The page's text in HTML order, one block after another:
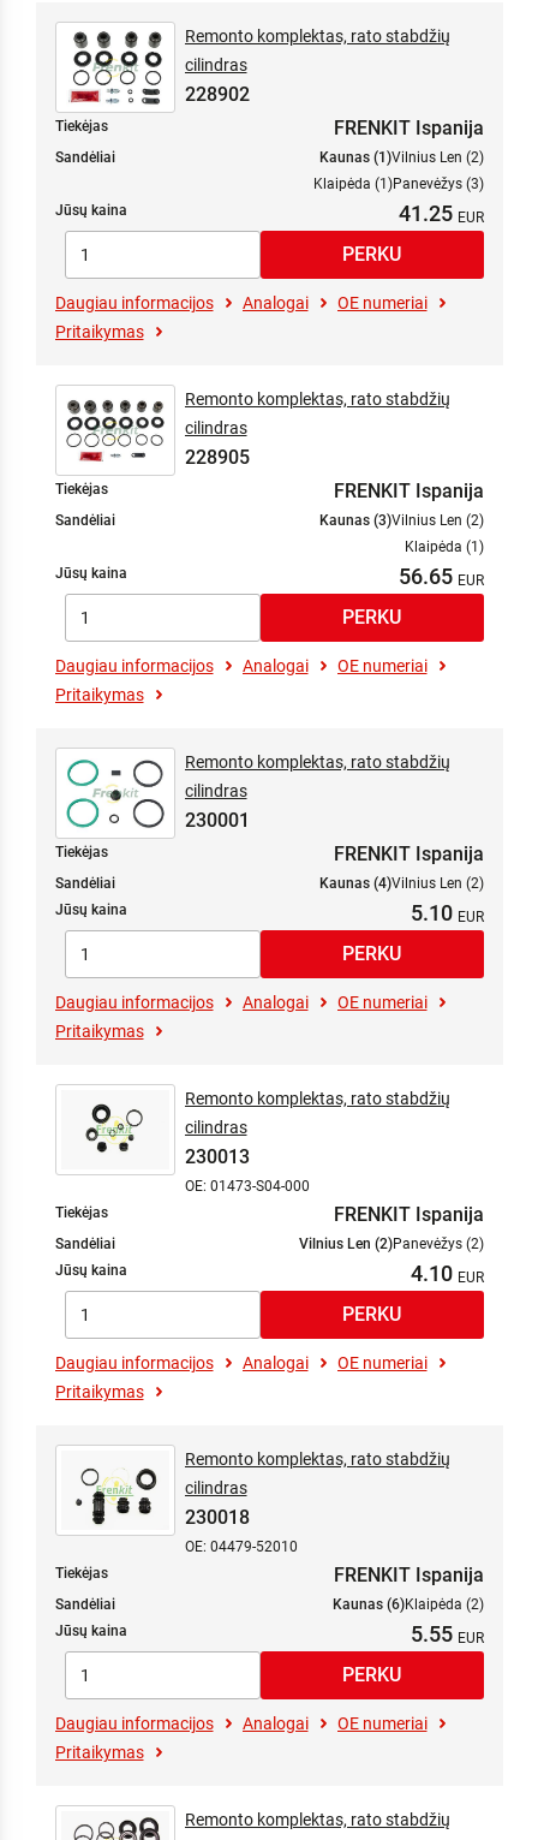
Remonto komplektas, rato stabdžių
cilindras
228902
Tiekėjas FRENKIT Ispanija
Sandėliai Kaunas (1)Vilnius Len (2)
Klaipėda (1)Panevėžys (3)
Jūsų kaina
41.25
Daugiau informacijos Analogai
OE numeriai
Pritaikymas
Remonto komplektas, rato stabdžių
cilindras
228905
Tiekėjas FRENKIT Ispanija
Sandėliai Kaunas (3)Vilnius Len (2)
Klaipėda (1)
Jūsų kaina
56.65
Daugiau informacijos Analogai
OE numeriai
Pritaikymas
Remonto komplektas, rato stabdžių
cilindras
230001
Tiekėjas FRENKIT Ispanija
Sandėliai Kaunas (4)Vilnius Len (2)
Jūsų kaina
5.10
Daugiau informacijos Analogai
OE numeriai
Pritaikymas
Remonto komplektas, rato stabdžių
cilindras
230013
OE: 01473-S04-000
Tiekėjas
FRENKIT Ispanija
Sandėliai Vilnius Len (2)Panevėžys (2)
Jūsų kaina
4.10
Daugiau informacijos Analogai
OE numeriai
Pritaikymas
Remonto komplektas, rato stabdžių
cilindras
230018
OE: 04479-52010
Tiekėjas
FRENKIT Ispanija
Sandėliai Kaunas (6)Klaipėda (2)
Jūsų kaina
5.55
Daugiau informacijos Analogai
OE numeriai
Pritaikymas
Remonto komplektas, rato stabdžių